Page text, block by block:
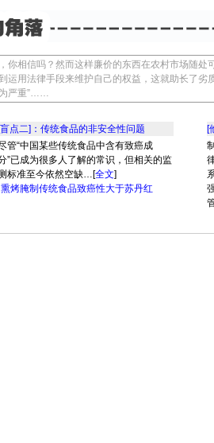
你相信吗？然而这样廉价的东西在农村市场随处
用法律手段来维护自己的权益，这就助长了劣
为严重”……
[盲点二]：传统食品的非安全性问题
管“中国某些传统食品中含有致癌成
”已成为很多人了解的常识，但相关的监
标准至今依然空缺…[全文]
熏烤腌制传统食品致癌性大于苏丹红
[